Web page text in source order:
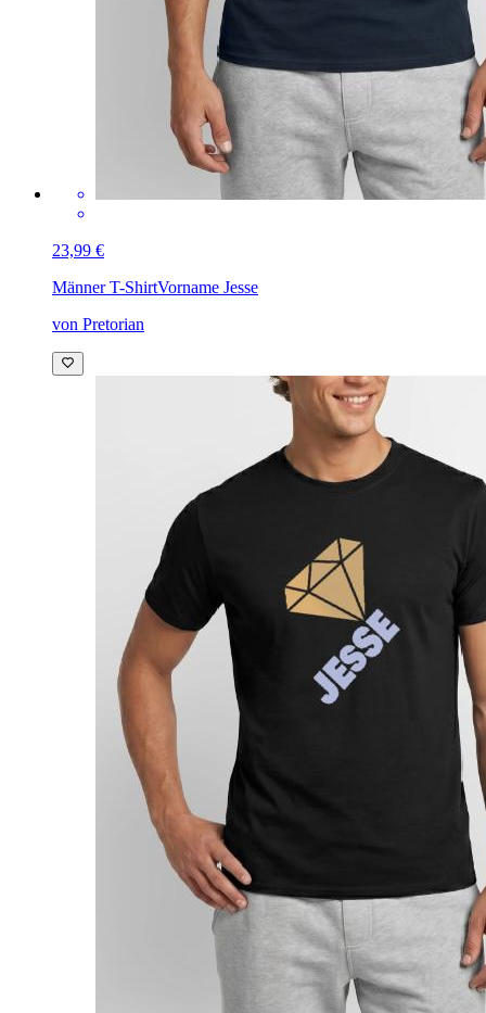
23,99 €
Männer T-ShirtVorname Jesse
von Pretorian